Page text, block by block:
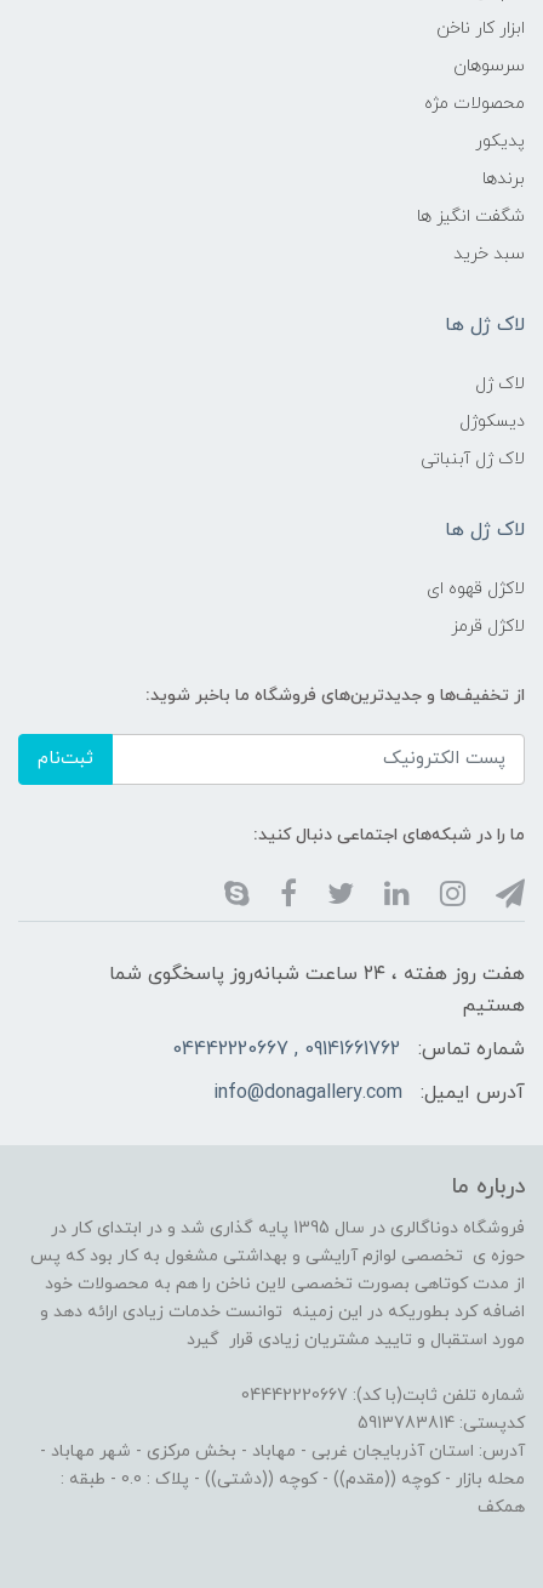
ابزار کار ناخن
سرسوهان
محصولات مژه
پدیکور
برندها
شگفت انگیز ها
سبد خرید
لاک ژل ها
لاک ژل
دیسکوژل
لاک ژل آبنباتی
لاک ژل ها
لاکژل قهوه ای
لاکژل قرمز
از تخفیف‌ها و جدیدترین‌های فروشگاه ما باخبر شوید:
ثبت‌نام
ما را در شبکه‌های اجتماعی دنبال کنید:
هفت روز هفته ، ۲۴ ساعت شبانه‌روز پاسخگوی شما
هستیم
شماره تماس:
09141661762 , 04442220667
آدرس ایمیل:
info@donagallery.com
درباره ما
فروشگاه دوناگالری در سال 1395 پایه گذاری شد و در ابتدای کار در
حوزه ی تخصصی لوازم آرایشی و بهداشتی مشغول به کار بود که پس
از مدت کوتاهی بصورت تخصصی لاین ناخن را هم به محصولات خود
اضافه کرد بطوریکه در این زمینه توانست خدمات زیادی ارائه دهد و
مورد استقبال و تایید مشتریان زیادی قرار گیرد
شماره تلفن ثابت(با کد): 04442220667
کدپستی: 5913783814
آدرس: استان آذربایجان غربی - مهاباد - بخش مرکزی - شهر مهاباد -
محله بازار - کوچه ((مقدم)) - کوچه ((دشتی)) - پلاک : 0.0 - طبقه :
همکف